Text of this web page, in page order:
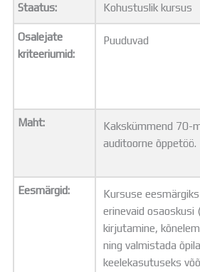
Projektid
ÜLDINFO
Sisseastumine
Vilistlastele
Toitlustamine
Õpilasesindus
Kontaktid
Tööpakkumised
Staatus: Kohustuslik kursus
Osalejate
kriteeriumid:
Puuduvad
Maht:
Kakskümmend 70-
auditoorne õppetöö.
Eesmärgid:
Kursuse
erinevaid osaoskusi
kirjutamine,
ning valmistada
keelekasutuseks